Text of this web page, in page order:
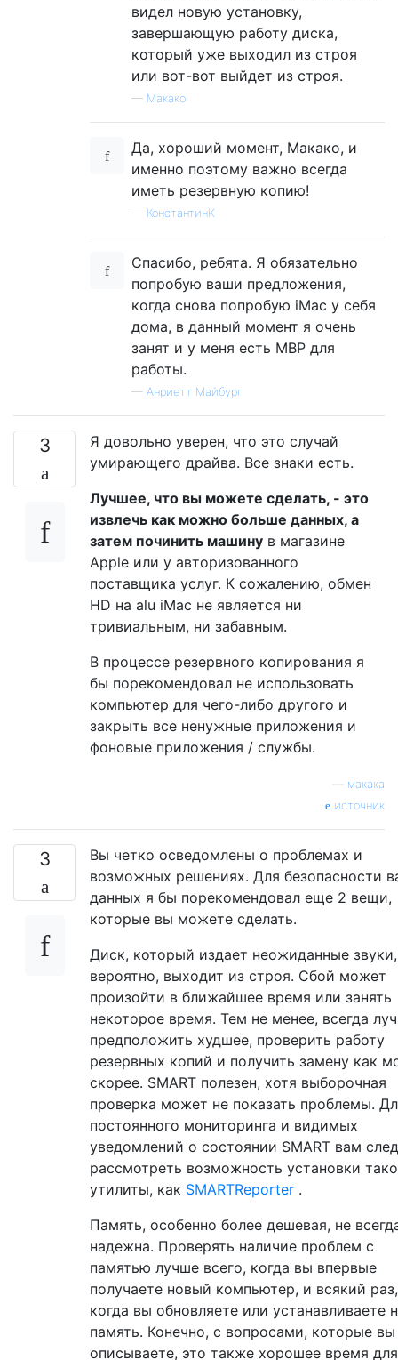
видел новую установку,
завершающую работу диска,
который уже выходил из строя
или вот-вот выйдет из строя.
— Макако
Да, хороший момент, Макако, и
именно поэтому важно всегда
иметь резервную копию!
— КонстантинK
Спасибо, ребята. Я обязательно
попробую ваши предложения,
когда снова попробую iMac у себя
дома, в данный момент я очень
занят и у меня есть MBP для
работы.
— Анриетт Майбург
3
Я довольно уверен, что это случай
умирающего драйва. Все знаки есть.
Лучшее, что вы можете сделать, - это
извлечь как можно больше данных, а
затем починить машину в магазине
Apple или у авторизованного
поставщика услуг. К сожалению, обмен
HD на alu iMac не является ни
тривиальным, ни забавным.
В процессе резервного копирования я
бы порекомендовал не использовать
компьютер для чего-либо другого и
закрыть все ненужные приложения и
фоновые приложения / службы.
макака
источник
3
Вы четко осведомлены о проблемах и
возможных решениях. Для безопасности
данных я бы порекомендовал еще 2 вещи,
которые вы можете сделать.
Диск, который издает неожиданные звуки,
вероятно, выходит из строя. Сбой может
произойти в ближайшее время или занять
некоторое время. Тем не менее, всегда
предположить худшее, проверить работу
резервных копий и получить замену как
скорее. SMART полезен, хотя выборочная
проверка может не показать проблемы.
постоянного мониторинга и видимых
уведомлений о состоянии SMART вам
рассмотреть возможность установки
утилиты, как SMARTReporter .
Память, особенно более дешевая, не
надежна. Проверять наличие проблем с
памятью лучше всего, когда вы впервые
получаете новый компьютер, и всякий раз,
когда вы обновляете или устанавливаете
память. Конечно, с вопросами, которые вы
описываете, это также хорошее время для